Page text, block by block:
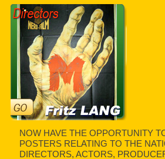
NOW HAVE THE OPPORTUNITY
POSTERS RELATING TO THE
DIRECTORS, ACTORS,